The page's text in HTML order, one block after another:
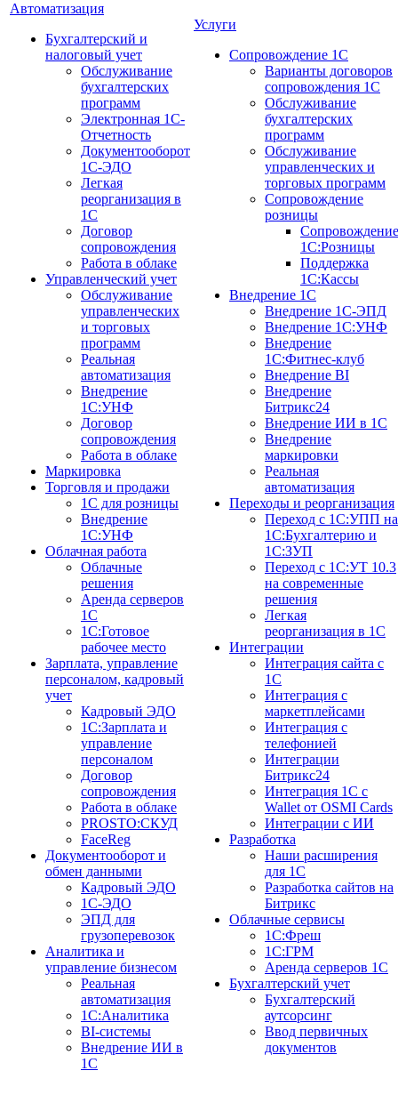
Автоматизация
Бухгалтерский и
налоговый учет
Обслуживание
бухгалтерских
программ
Электронная 1С-
Отчетность
Документооборот
1С-ЭДО
Легкая
реорганизация в
1С
Договор
сопровождения
Работа в облаке
Управленческий учет
Обслуживание
управленческих
и торговых
программ
Реальная
автоматизация
Внедрение
1С:УНФ
Договор
сопровождения
Работа в облаке
Маркировка
Торговля и продажи
1С для розницы
Внедрение
1С:УНФ
Облачная работа
Облачные
решения
Аренда серверов
1С
1C:Готовое
рабочее место
Зарплата, управление
персоналом, кадровый
учет
Кадровый ЭДО
1С:Зарплата и
управление
персоналом
Договор
сопровождения
Работа в облаке
PROSTO:СКУД
FaceReg
Документооборот и
обмен данными
Кадровый ЭДО
1С-ЭДО
ЭПД для
грузоперевозок
Аналитика и
управление бизнесом
Реальная
автоматизация
1С:Аналитика
BI-системы
Внедрение ИИ в
1С
Услуги
Сопровождение 1С
Варианты договоров
сопровождения 1С
Обслуживание
бухгалтерских
программ
Обслуживание
управленческих и
торговых программ
Сопровождение
розницы
Сопровождение
1С:Розницы
Поддержка
1С:Кассы
Внедрение 1С
Внедрение 1С-ЭПД
Внедрение 1С:УНФ
Внедрение
1С:Фитнес-клуб
Внедрение BI
Внедрение
Битрикс24
Внедрение ИИ в 1С
Внедрение
маркировки
Реальная
автоматизация
Переходы и реорганизация
Переход с 1С:УПП на
1С:Бухгалтерию и
1С:ЗУП
Переход с 1С:УТ 10.3
на современные
решения
Легкая
реорганизация в 1С
Интеграции
Интеграция сайта с
1С
Интеграция с
маркетплейсами
Интеграция с
телефонией
Интеграции
Битрикс24
Интеграция 1С с
Wallet от OSMI Cards
Интеграции с ИИ
Разработка
Наши расширения
для 1С
Разработка сайтов на
Битрикс
Облачные сервисы
1С:Фреш
1С:ГРМ
Аренда серверов 1С
Бухгалтерский учет
Бухгалтерский
аутсорсинг
Ввод первичных
документов